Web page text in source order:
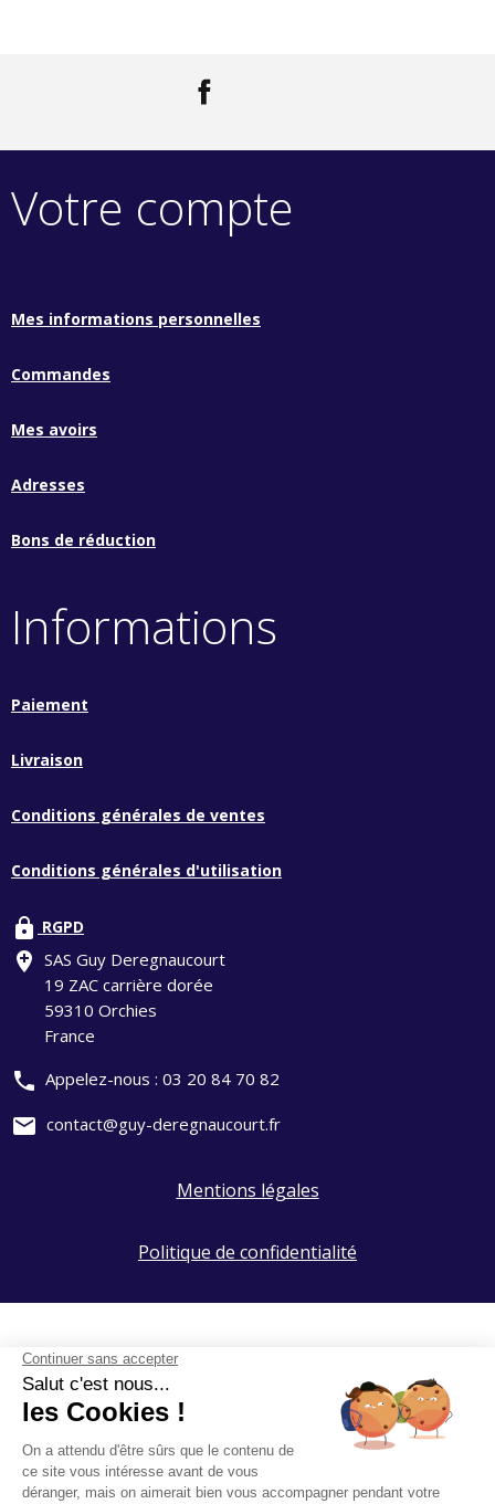
Votre compte
Mes informations personnelles
Commandes
Mes avoirs
Adresses
Bons de réduction
Informations
Paiement
Livraison
Conditions générales de ventes
Conditions générales d'utilisation
lock RGPD
add_location SAS Guy Deregnaucourt
19 ZAC carrière dorée
59310 Orchies
France
phone Appelez-nous : 03 20 84 70 82
mail contact@guy-deregnaucourt.fr
Mentions légales
Politique de confidentialité